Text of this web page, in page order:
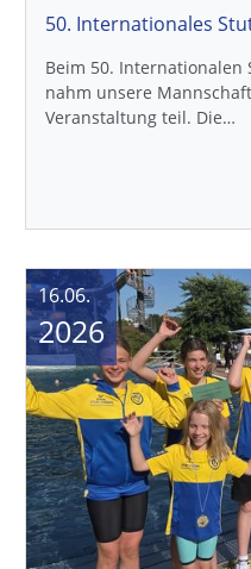
50. Internationales
Beim 50.
nahm unsere
Veranstaltung teil. Die…
16.06.
2026